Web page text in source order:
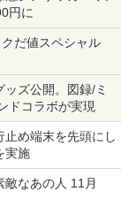
円に
だ値スペシャル
ズ公開。図録/ミ
ドコラボが実現
め端末を先頭にし
実施
敵なあの人 11月